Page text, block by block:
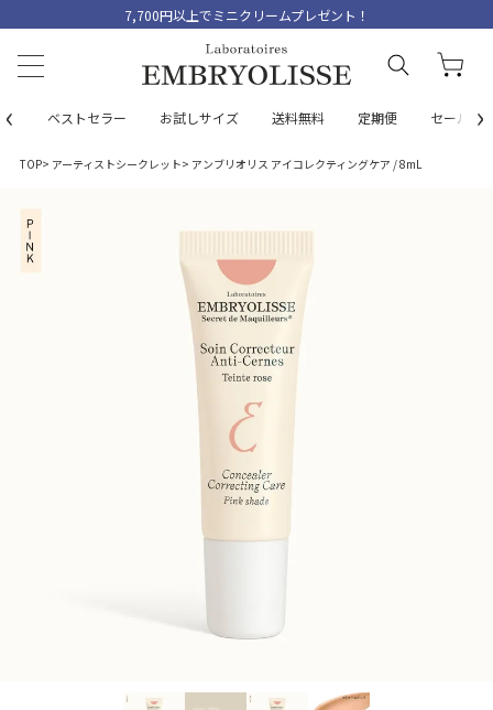
7,700円以上でミニクリームプレゼント！
‹ ベストセラー お試しサイズ 送料無料 定期便 セール ›
TOP アーティストシークレット アンブリオリス アイコレクティングケア / 8mL